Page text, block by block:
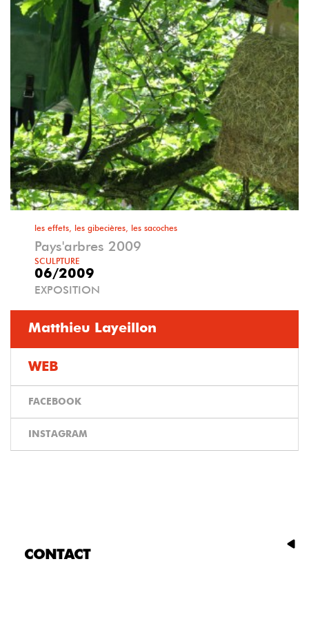
les effets, les gibecières, les sacoches
Pays'arbres 2009
SCULPTURE
06/2009
EXPOSITION
Matthieu Layeillon
WEB
FACEBOOK
INSTAGRAM
CONTACT